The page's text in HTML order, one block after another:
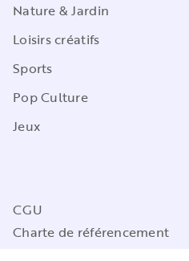
Nature & Jardin
Loisirs créatifs
Sports
Pop Culture
Jeux
CGU
Charte de référencement